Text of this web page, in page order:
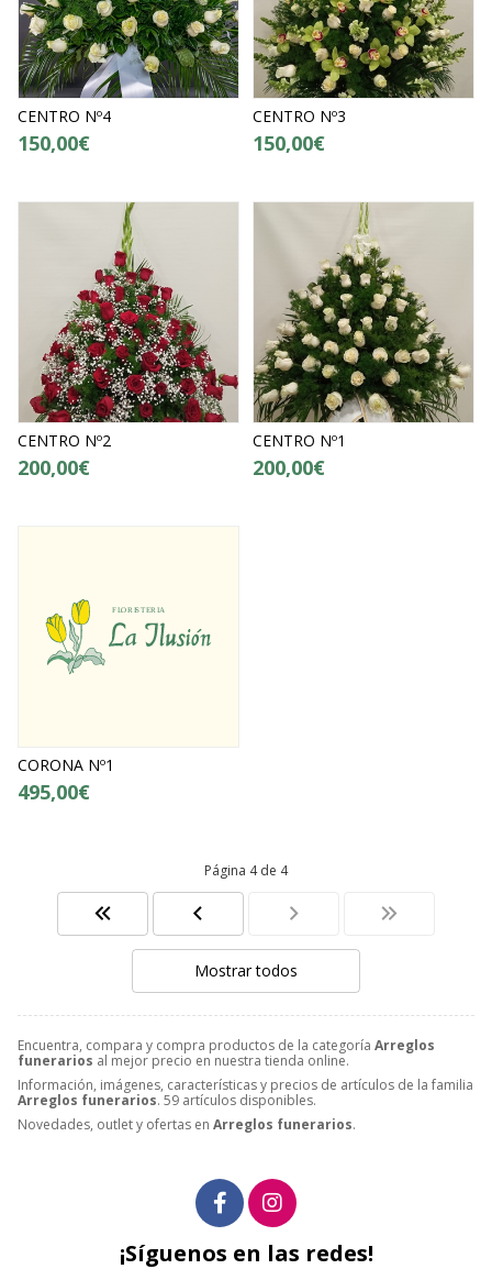
Encuentra, compara y compra productos de la categoría Arreglos
funerarios al mejor precio en nuestra tienda online.
Información, imágenes, características y precios de artículos de la familia
Arreglos funerarios. 59 artículos disponibles.
Novedades, outlet y ofertas en Arreglos funerarios.
CENTRO Nº4
150,00€
CENTRO Nº3
150,00€
CENTRO Nº2
200,00€
CENTRO Nº1
200,00€
CORONA Nº1
495,00€
Página 4 de 4
Mostrar todos
¡Síguenos en las redes!